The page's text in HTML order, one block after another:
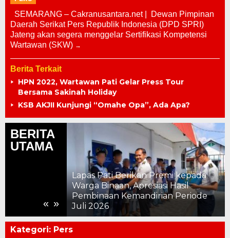
SEMARANG – Cakranusantara.net | Dewan Pimpinan
Daerah Serikat Pers Republik Indonesia (DPD SPRI)
Jateng akan segera menggelar Sertifikasi Kompetensi
Wartawan (SKW)
Berita Terkait
HPN 2022, Wartawan Pati Gelar Press Tour
Bersama Sakinah Holiday
KSB AKJII Kunjungi “Omahe Opa”, Ada Apa?
BERITA
UTAMA
« »
Lapas Pati Berikan Premi kepada
Warga Binaan, Apresiasi Hasil
Pembinaan Kemandirian Periode
Juli 2026
Kategori: Pers